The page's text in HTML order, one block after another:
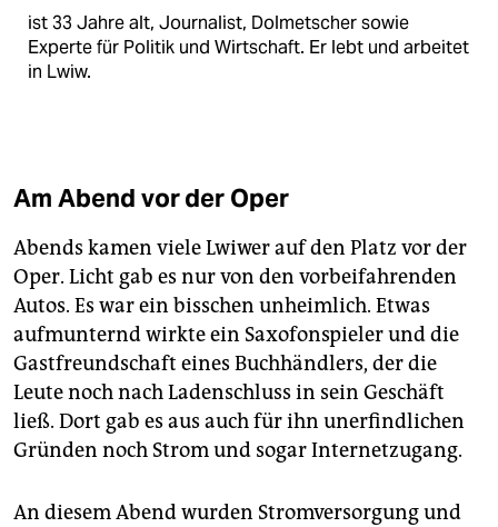
ist 33 Jahre alt, Journalist, Dolmetscher sowie
Experte für Politik und Wirtschaft. Er lebt und arbeitet
in Lwiw.
Am Abend vor der Oper
Abends kamen viele Lwiwer auf den Platz vor der
Oper. Licht gab es nur von den vorbeifahrenden
Autos. Es war ein bisschen unheimlich. Etwas
aufmunternd wirkte ein Saxofonspieler und die
Gastfreundschaft eines Buchhändlers, der die
Leute noch nach Ladenschluss in sein Geschäft
ließ. Dort gab es aus auch für ihn unerfindlichen
Gründen noch Strom und sogar Internetzugang.
An diesem Abend wurden Stromversorgung und